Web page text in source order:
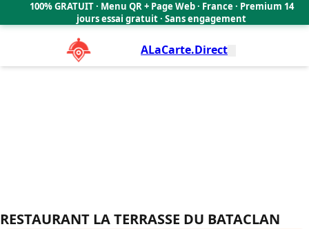
100% GRATUIT · Menu QR + Page Web · France · Premium 14
jours essai gratuit · Sans engagement
ALaCarte.Direct
RESTAURANT LA TERRASSE DU BATACLAN
RESTAURANT LA TERRASSE DU BATACLAN